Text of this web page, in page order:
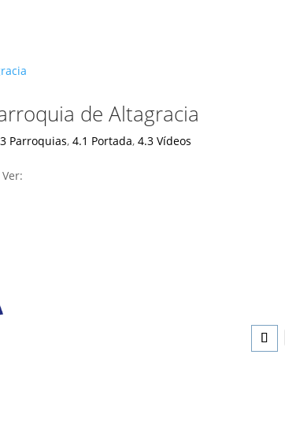
de Altagracia
Parroquias,4.1 Portada,4.3 Vídeos